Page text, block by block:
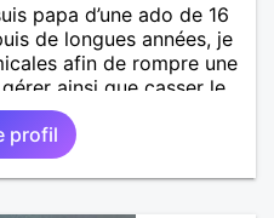
papa d’une ado de 16
de longues années, je
afin de rompre une
ainsi que casser le
extrêmement
peut se décliner en des
Le temps fera son
philosophe
profil